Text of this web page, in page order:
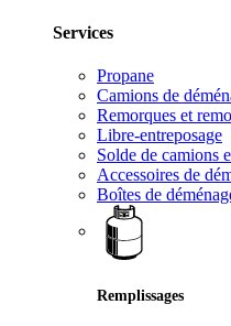
Services
Propane
Camions de
Remorques et
Libre-entreposage
Solde de camions
Accessoires de
Boîtes de
Remplissages